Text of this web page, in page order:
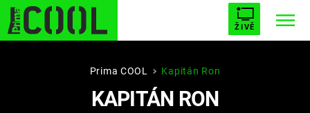
ŽIVĚ
STARHOUSE BUFFY, PŘEMOŽITELKA UPÍRŮ
PLNEJ KOTEL AVENGERS 5
Prima COOL Kapitán Ron
KAPITÁN RON